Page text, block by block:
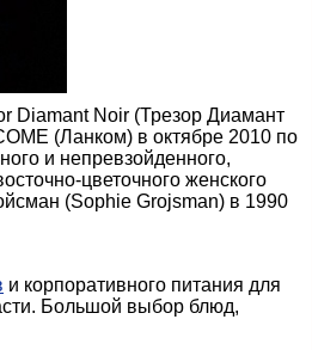
Diamant Noir (Трезор Диамант
(Ланком) в октябре 2010 по
и непревзойденного,
цветочного женского
(Sophie Grojsman) в 1990
и корпоративного питания для
Большой выбор блюд,